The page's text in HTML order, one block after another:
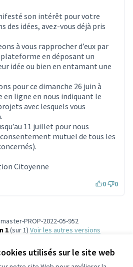
utilisés sur le site web
son intérêt pour votre
des idées, avez-vous déjà pris
à vous rapprocher d’eux par
en déposant un
idée ou bien en entamant une
pour ce dimanche 26 juin à
ligne en nous indiquant le
avec lesquels vous
11 juillet pour nous
mutuel de tous les
Citoyenne
0 0
PROP-2022-05-952
1(sur 1)
voir les autres versions